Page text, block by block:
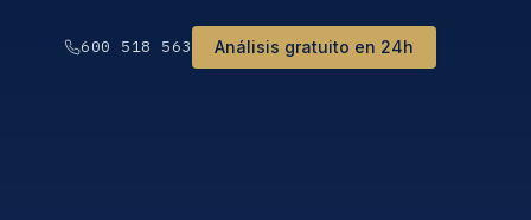
600 518 563 Análisis gratuito en 24h